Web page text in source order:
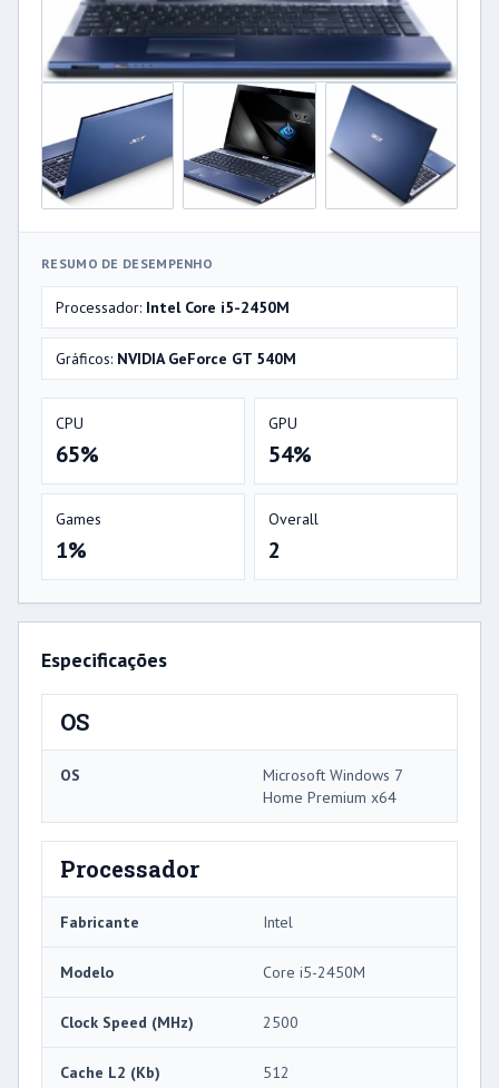
RESUMO DE DESEMPENHO
Processador: Intel Core i5-2450M
Gráficos: NVIDIA GeForce GT 540M
CPU
65%
GPU
54%
Games
1%
Overall
2
Especificações
OS
OS
Microsoft Windows 7
Home Premium x64
Processador
Fabricante Intel
Modelo Core i5-2450M
Clock Speed ​​(MHz) 2500
Cache L2 (Kb) 512